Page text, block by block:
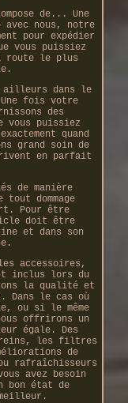
de... Une
avec nous, notre
pour expédier
vous puissiez
route le plus
ailleurs dans le
Une fois votre
des
vous puissiez
quand
grand soin de
en parfait
de manière
dommage
Pour être
doit être
et dans son
accessoires,
inclus lors du
la qualité et
Dans le cas où
ou si le même
offrirons un
égale. Des
freins, les filtres
de
rafraîchisseurs
avez besoin
bon état de